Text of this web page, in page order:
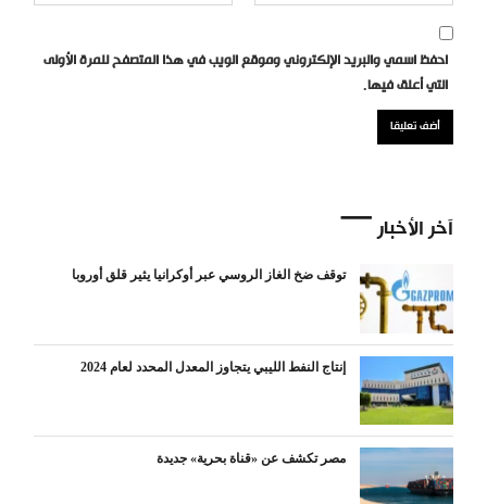
احفظ اسمي والبريد الإلكتروني وموقع الويب في هذا المتصفح للمرة الأولى
التي أعلق فيها.
آخر الأخبار
توقف ضخ الغاز الروسي عبر أوكرانيا يثير قلق أوروبا
إنتاج النفط الليبي يتجاوز المعدل المحدد لعام 2024
مصر تكشف عن «قناة بحرية» جديدة